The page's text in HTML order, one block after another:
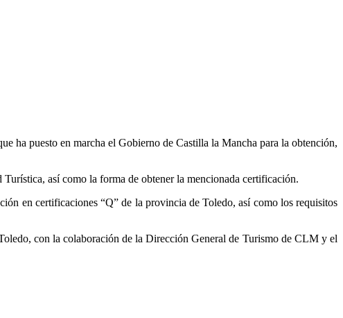
ha puesto en marcha el Gobierno de Castilla la Mancha para la obtención,
así como la forma de obtener la mencionada certificación.
en certificaciones “Q” de la provincia de Toledo, así como los requisitos
con la colaboración de la Dirección General de Turismo de CLM y el